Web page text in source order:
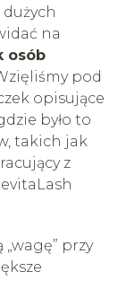
na
osób
pod
opisujące
było to
takich jak
z
przy